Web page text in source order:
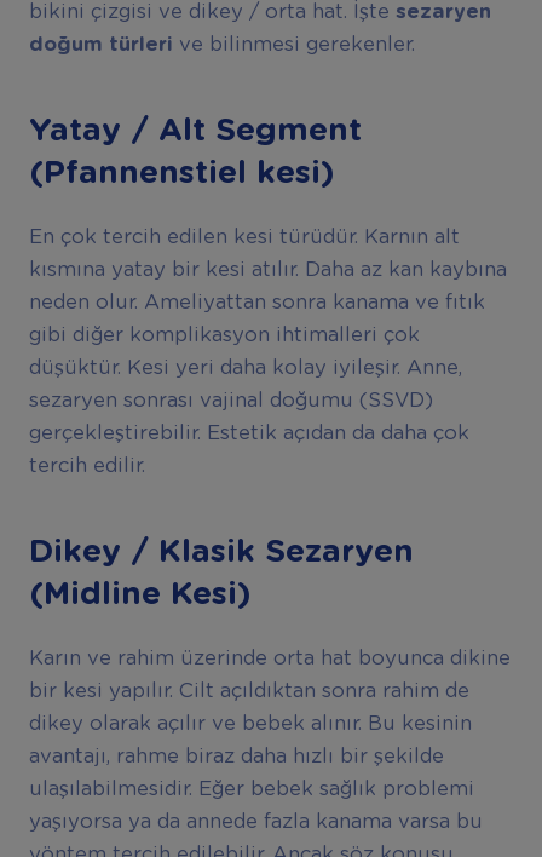
bikini çizgisi ve dikey / orta hat. İşte sezaryen
doğum türleri ve bilinmesi gerekenler.
Yatay / Alt Segment
(Pfannenstiel kesi)
En çok tercih edilen kesi türüdür. Karnın alt
kısmına yatay bir kesi atılır. Daha az kan kaybına
neden olur. Ameliyattan sonra kanama ve fıtık
gibi diğer komplikasyon ihtimalleri çok
düşüktür. Kesi yeri daha kolay iyileşir. Anne,
sezaryen sonrası vajinal doğumu (SSVD)
gerçekleştirebilir. Estetik açıdan da daha çok
tercih edilir.
Dikey / Klasik Sezaryen
(Midline Kesi)
Karın ve rahim üzerinde orta hat boyunca dikine
bir kesi yapılır. Cilt açıldıktan sonra rahim de
dikey olarak açılır ve bebek alınır. Bu kesinin
avantajı, rahme biraz daha hızlı bir şekilde
ulaşılabilmesidir. Eğer bebek sağlık problemi
yaşıyorsa ya da annede fazla kanama varsa bu